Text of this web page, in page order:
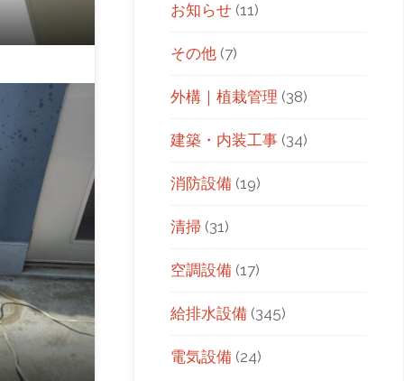
お知らせ (11)
その他 (7)
外構｜植栽管理 (38)
建築・内装工事 (34)
消防設備 (19)
清掃 (31)
空調設備 (17)
給排水設備 (345)
電気設備 (24)